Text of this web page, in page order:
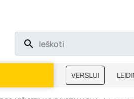
VERSLUI